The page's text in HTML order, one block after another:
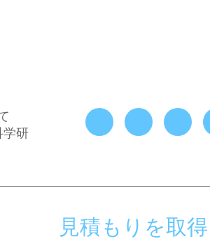
学研
見積もりを取得